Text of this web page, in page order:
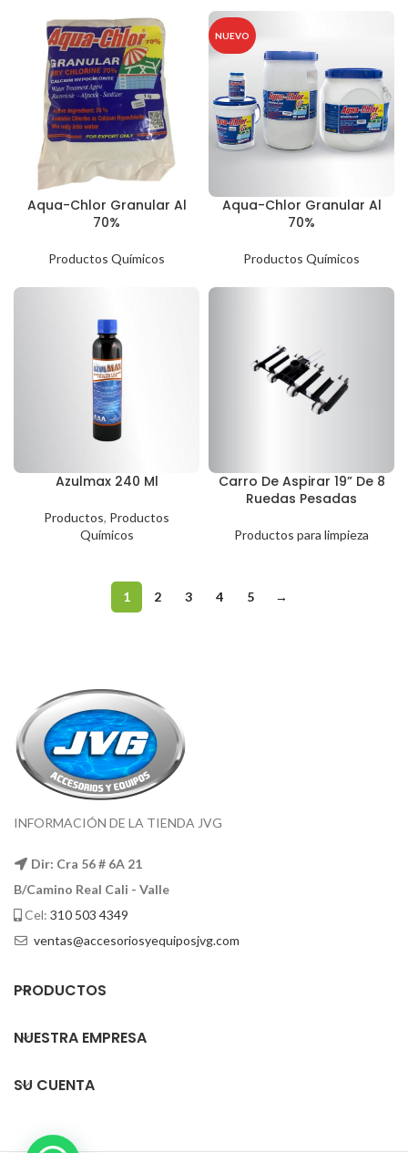
Aqua-Chlor Granular Al
70%
Productos Químicos
NUEVO
Aqua-Chlor Granular Al
70%
Productos Químicos
Azulmax 240 Ml
Productos, Productos
Químicos
Carro De Aspirar 19” De 8
Ruedas Pesadas
Productos para limpieza
1 2 3 4 5 →
INFORMACIÓN DE LA TIENDA JVG
Dir: Cra 56 # 6A 21
B/Camino Real Cali - Valle
Cel: 310 503 4349
ventas@accesoriosyequiposjvg.com
PRODUCTOS
NUESTRA EMPRESA
SU CUENTA